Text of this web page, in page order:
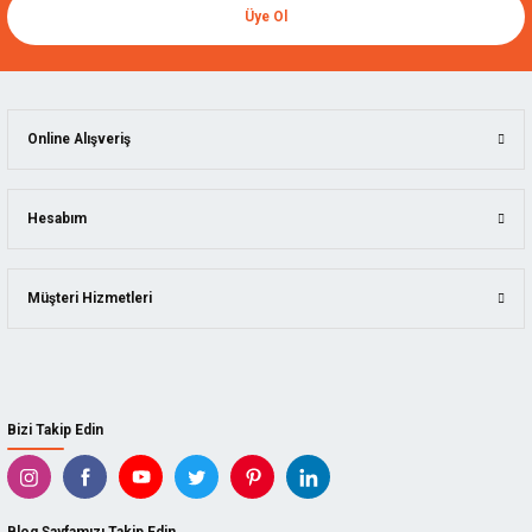
Üye Ol
Bizi Takip Edin
Online Alışveriş
Hesabım
Müşteri Hizmetleri